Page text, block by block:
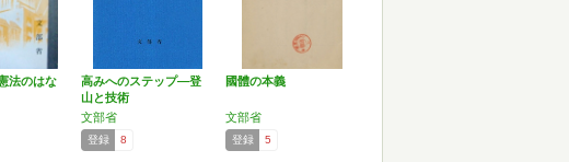
法のはな
高みへのステップ―登
山と技術
文部省
登録 8
國體の本義
文部省
登録 5